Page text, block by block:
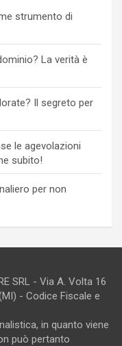
strumento di
La verità è
Il segreto per
le agevolazioni
subito!
per non
SRL - Via A. Volta 16
- Codice Fiscale e
in quanto viene
può pertanto